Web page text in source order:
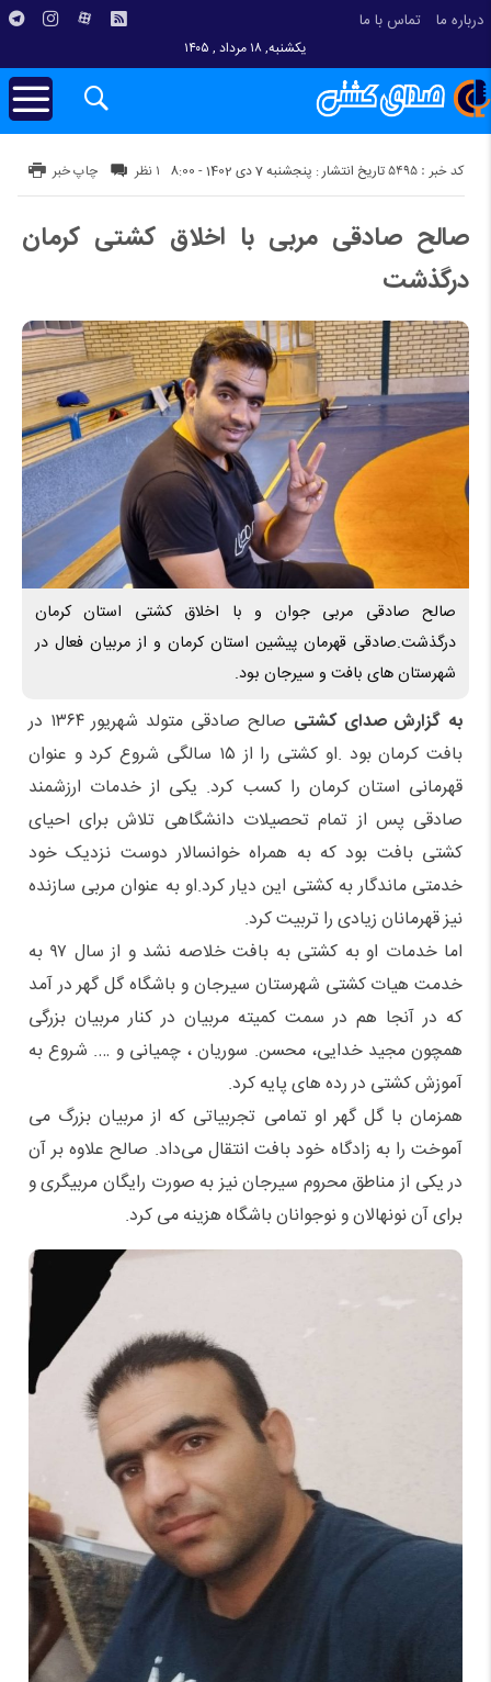
درباره ما تماس با ما
یکشنبه, ۱۸ مرداد , ۱۴۰۵
تاریخ انتشار : پنجشنبه 7 دی 1402 - 8:00 کد خبر : 5495 چاپ خبر ۱ نظر
صالح صادقی مربی با اخلاق کشتی کرمان
درگذشت
صالح صادقی مربی جوان و با اخلاق کشتی استان کرمان
درگذشت.صادقی قهرمان پیشین استان کرمان و از مربیان فعال در
شهرستان های بافت و سیرجان بود.
به گزارش صدای کشتی
صالح صادقی متولد شهریور ۱۳۶۴ در
بافت کرمان بود .او کشتی را از ۱۵ سالگی شروع کرد و عنوان
قهرمانی استان کرمان را کسب کرد. یکی از خدمات ارزشمند
صادقی پس از تمام تحصیلات دانشگاهی تلاش برای احیای
کشتی بافت بود که به همراه خوانسالار دوست نزدیک خود
خدمتی ماندگار به کشتی این دیار کرد.او به عنوان مربی سازنده
نیز قهرمانان زیادی را تربیت کرد.
اما خدمات او به کشتی به بافت خلاصه نشد و از سال ۹۷ به
خدمت هیات کشتی شهرستان سیرجان و باشگاه گل گهر در آمد
که در آنجا هم در سمت کمیته مربیان در کنار مربیان بزرگی
همچون مجید خدایی، محسن. سوریان ، چمیانی و …. شروع به
آموزش کشتی در رده های پایه کرد.
همزمان با گل گهر او تمامی تجربیاتی که از مربیان بزرگ می
آموخت را به زادگاه خود بافت انتقال می‌داد. صالح علاوه بر آن
در یکی از مناطق محروم سیرجان نیز به صورت رایگان مربیگری و
برای آن نونهالان و نوجوانان باشگاه هزینه می کرد.